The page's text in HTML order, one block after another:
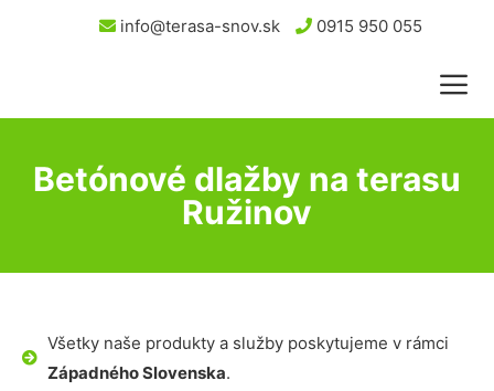
info@terasa-snov.sk 0915 950 055
Betónové dlažby na terasu
Ružinov
Všetky naše produkty a služby poskytujeme v rámci
Západného Slovenska.